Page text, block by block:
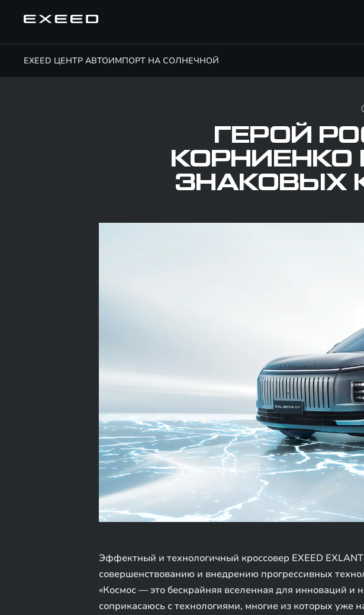
EXEED ЦЕНТР АВТОИМПОРТ НА СОЛНЕЧНОЙ
ГЕРОЙ
ЗНАКОВЫХ
Эффектный и технологичный кроссовер EXEED
совершенствованию и внедрению прогрессивных
«Космос — это бескрайняя вселенная для инноваций и
соприкасаюсь с технологиями, многие из которых уже